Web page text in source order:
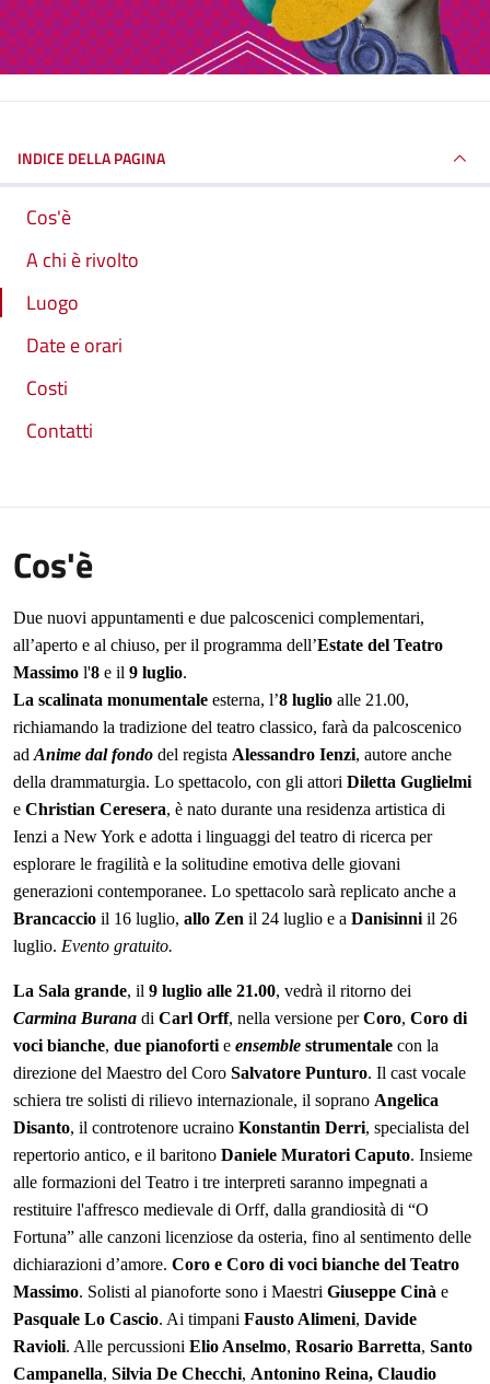
INDICE DELLA PAGINA
Cos'è
A chi è rivolto
Luogo
Date e orari
Costi
Contatti
Cos'è
Due nuovi appuntamenti e due palcoscenici complementari,
all’aperto e al chiuso, per il programma dell’Estate del Teatro
Massimo l'8 e il 9 luglio.
La scalinata monumentale esterna, l’8 luglio alle 21.00,
richiamando la tradizione del teatro classico, farà da palcoscenico
ad Anime dal fondo del regista Alessandro Ienzi, autore anche
della drammaturgia. Lo spettacolo, con gli attori Diletta Guglielmi
e Christian Ceresera, è nato durante una residenza artistica di
Ienzi a New York e adotta i linguaggi del teatro di ricerca per
esplorare le fragilità e la solitudine emotiva delle giovani
generazioni contemporanee. Lo spettacolo sarà replicato anche a
Brancaccio il 16 luglio, allo Zen il 24 luglio e a Danisinni il 26
luglio. Evento gratuito.
La Sala grande, il 9 luglio alle 21.00, vedrà il ritorno dei
Carmina Burana di Carl Orff, nella versione perCoro, Coro di
voci bianche, due pianoforti e ensemble strumentale con la
direzione del Maestro del Coro Salvatore Punturo. Il cast vocale
schiera tre solisti di rilievo internazionale, il soprano Angelica
Disanto, il controtenore ucraino Konstantin Derri, specialista del
repertorio antico, e il baritono Daniele Muratori Caputo. Insieme
alle formazioni del Teatro i tre interpreti saranno impegnati a
restituire l'affresco medievale di Orff, dalla grandiosità di “O
Fortuna” alle canzoni licenziose da osteria, fino al sentimento delle
dichiarazioni d’amore. Coro e Coro di voci bianche del Teatro
Massimo. Solisti al pianoforte sono i Maestri Giuseppe Cinà e
Pasquale Lo Cascio. Ai timpani Fausto Alimeni, Davide
Ravioli. Alle percussioni Elio Anselmo, Rosario Barretta, Santo
Campanella, Silvia De Checchi, Antonino Reina, Claudio